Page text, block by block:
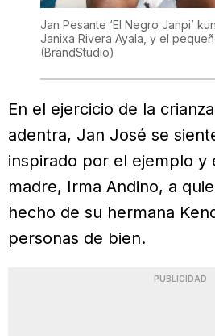
Jan Pesante ‘El Negro Janpi’
Janixa Rivera Ayala, y el
(BrandStudio)
En el ejercicio de la
adentra, Jan José se
inspirado por el ejemplo y
madre, Irma Andino, a
hecho de su hermana
personas de bien.
PUBLICIDAD